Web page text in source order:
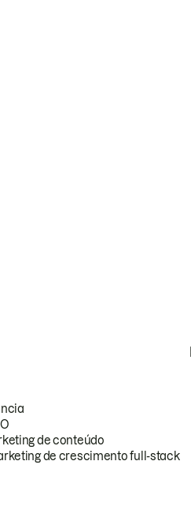
de conteúdo
de crescimento full-stack